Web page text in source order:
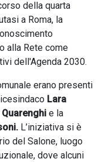
della quarta
a Roma, la
alla Rete come
dell'Agenda 2030.
erano presenti
Lara
e la
L’iniziativa si è
del Salone, luogo
dove alcuni